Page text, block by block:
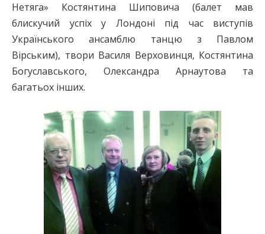
Нетяга» Костянтина Шиповича (балет мав
блискучий успіх у Лондоні під час виступів
Українського ансамблю танцю з Павлом
Вірським), твори Василя Верховинця, Костянтина
Богуславського, Олександра Арнаутова та
багатьох інших.